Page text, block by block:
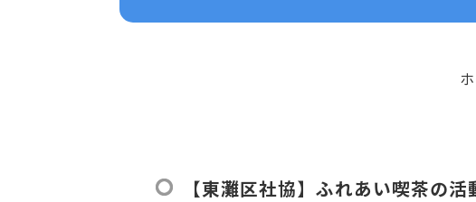
【東灘区社協】ふれあい喫茶の